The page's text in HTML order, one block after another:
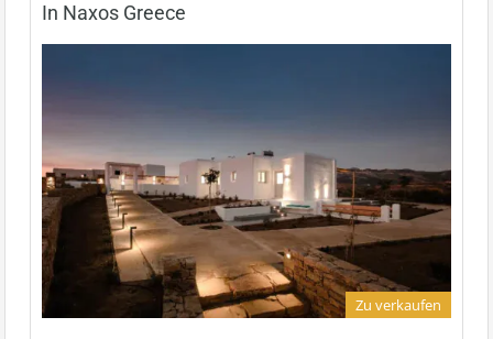
In Naxos Greece
Zu verkaufen